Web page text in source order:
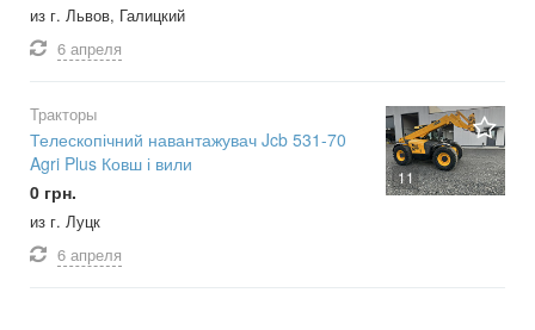
из г. Львов, Галицкий
6 апреля
11
Тракторы
Телескопічний навантажувач Jcb 531-70
Agri Plus Ковш і вили
0 грн.
из г. Луцк
6 апреля